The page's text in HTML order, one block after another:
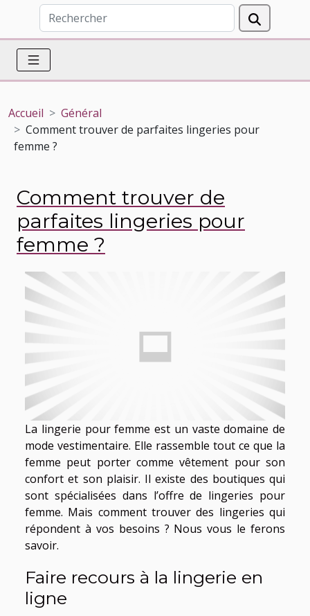
Accueil
Général
Comment trouver de parfaites lingeries pour
femme ?
Comment trouver de
parfaites lingeries pour
femme ?
La lingerie pour femme est un vaste domaine de
mode vestimentaire. Elle rassemble tout ce que la
femme peut porter comme vêtement pour son
confort et son plaisir. Il existe des boutiques qui
sont spécialisées dans l’offre de lingeries pour
femme. Mais comment trouver des lingeries qui
répondent à vos besoins ? Nous vous le ferons
savoir.
Faire recours à la lingerie en
ligne